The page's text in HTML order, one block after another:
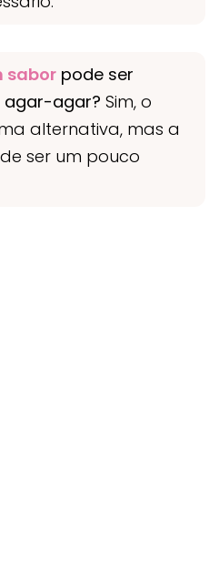
sabor pode ser
agar-agar? Sim, o
alternativa, mas a
ser um pouco